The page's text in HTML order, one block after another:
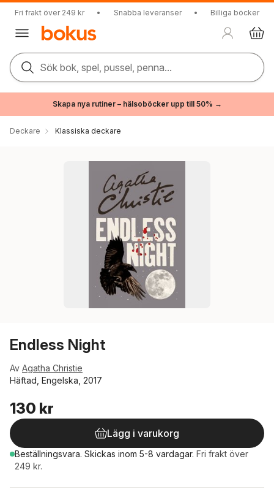
Fri frakt över 249 kr • Snabba leveranser • Billiga böcker
Sök bok, spel, pussel, penna...
Skapa nya rutiner – hälsoböcker upp till 50% →
Deckare Klassiska deckare
Endless Night
Av Agatha Christie
Häftad, Engelska, 2017
130 kr
Lägg i varukorg
Beställningsvara. Skickas inom 5-8 vardagar. Fri frakt över
249 kr.